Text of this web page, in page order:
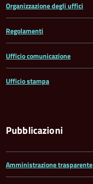
Organizzazione degli uffici
Regolamenti
Ufficio comunicazione
Ufficio stampa
Pubblicazioni
Amministrazione trasparente